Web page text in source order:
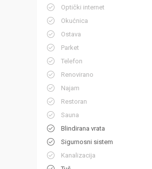
Optički internet
Okućnica
Ostava
Parket
Telefon
Renovirano
Najam
Restoran
Sauna
Blindirana vrata
Sigurnosni sistem
Kanalizacija